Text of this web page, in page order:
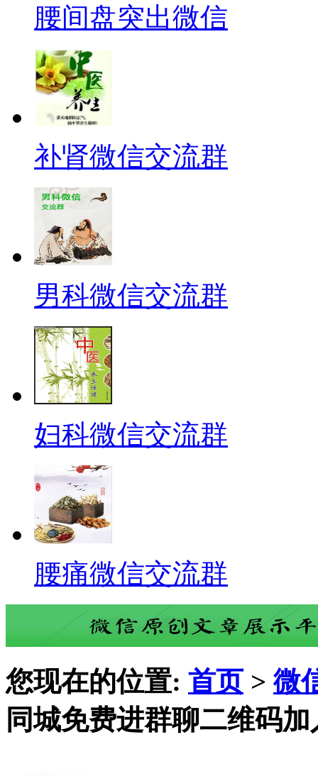
腰间盘突出微信
补肾微信交流群
男科微信交流群
妇科微信交流群
腰痛微信交流群
您现在的位置: 首页 >微
同城免费进群聊二维码加